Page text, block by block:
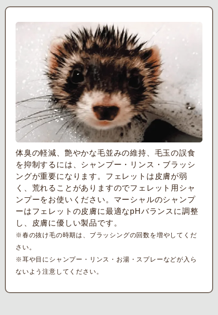
体臭の軽減、艶やかな毛並みの維持、毛玉の誤食
を抑制するには、シャンプー・リンス・ブラッシ
ングが重要になります。フェレットは皮膚が弱
く、荒れることがありますのでフェレット用シャ
ンプーをお使いください。マーシャルのシャンプ
ーはフェレットの皮膚に最適なpHバランスに調整
し、皮膚に優しい製品です。
※春の抜け毛の時期は、ブラッシングの回数を増やしてくだ
さい。
※耳や目にシャンプー・リンス・お湯・スプレーなどが入ら
ないよう注意してください。